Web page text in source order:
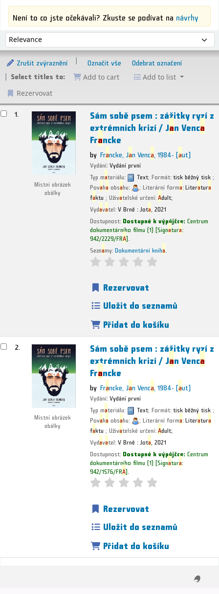
Není to co jste očekávali? Zkuste se podívat na návrhy
Řadit podle:
Zrušit zvýraznění
Označit vše
Odebrat označení
Select titles to:
Add to cart
Add to list
Rezervovat
1.
Místní obrázek
obálky
Sám sobě psem : zážitky ryzí z
extrémních krizí /Jan Venca
Francke
by Francke, Jan Venca, 1984-[aut]
Vydání:Vydání první
Typ materiálu: Text; Formát:tisk běžný tisk ;
Povaha obsahu: ; Literární forma:Literatura
faktu ; Uživatelské určení:Adult;
Vydavatel:V Brně : Jota 2021
Dostupnost:Dostupné k výpůjčce:Centrum
dokumentárního filmu (1) Signatura:
942/2229/FRA
Seznamy:Dokumentární kniha
Rezervovat
Uložit do seznamů
Přidat do košíku
2.
Místní obrázek
obálky
Sám sobě psem : zážitky ryzí z
extrémních krizí /Jan Venca
Francke
by Francke, Jan Venca, 1984-[aut]
Vydání:Vydání první
Typ materiálu: Text; Formát:tisk běžný tisk;
Povaha obsahu: ; Literární forma:Literatura
faktu ; Uživatelské určení:Adult;
Vydavatel:V Brně : Jota 2021
Dostupnost:Dostupné k výpůjčce:Centrum
dokumentárního filmu (1) Signatura:
942/1576/FRA
Rezervovat
Uložit do seznamů
Přidat do košíku